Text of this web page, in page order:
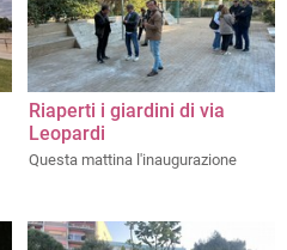
Riaperti i giardini di via
Leopardi
Questa mattina l'inaugurazione